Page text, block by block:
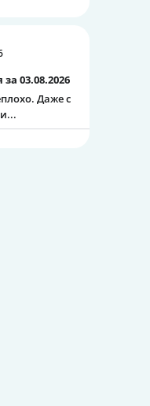
03.08.2026
Даже с